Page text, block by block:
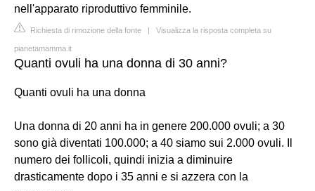
nell'apparato riproduttivo femminile.
Richiesta di rimozione della fonte | Visualizza la risposta completa su
pianetamamma.it
Quanti ovuli ha una donna di 30 anni?
Quanti ovuli ha una donna
Una donna di 20 anni ha in genere 200.000 ovuli; a 30
sono già diventati 100.000; a 40 siamo sui 2.000 ovuli. Il
numero dei follicoli, quindi inizia a diminuire
drasticamente dopo i 35 anni e si azzera con la